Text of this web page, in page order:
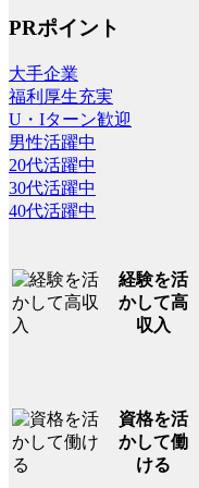
PRポイント
大手企業
福利厚生充実
U・Iターン歓迎
男性活躍中
20代活躍中
30代活躍中
40代活躍中
経験を活
かして高
収入
資格を活
かして働
ける